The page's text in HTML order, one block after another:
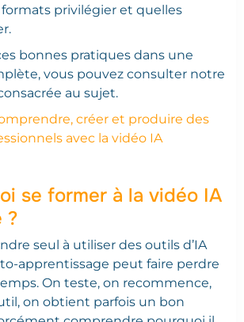
privilégier et quelles
bonnes pratiques dans une
vous pouvez consulter notre
au sujet.
créer et produire des
avec la vidéo IA
se former à la vidéo IA
?
seul à utiliser des outils d’IA
apprentissage peut faire perdre
On teste, on recommence,
on obtient parfois un bon